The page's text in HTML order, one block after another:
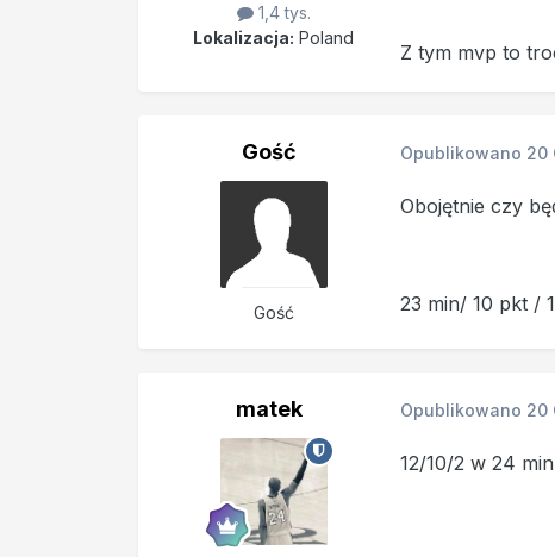
1,4 tys.
Lokalizacja: Poland
Z tym mvp to
Gość
Gość
Opublikowano 20
Obojętnie czy
23 min/ 10 pkt /
matek Opublikowano 20
12/10/2 w 24